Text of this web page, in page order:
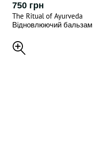
750 грн
The Ritual of Ayurveda
Відновлюючий бальзам